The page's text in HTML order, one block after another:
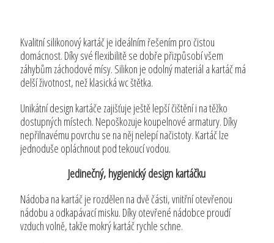
Kvalitní silikonový kartáč je ideálním řešením pro čistou
domácnost. Díky své flexibilitě se dobře přizpůsobí všem
záhybům záchodové mísy. Silikon je odolný materiál a kartáč má
delší životnost, než klasická wc štětka.
Unikátní design kartáče zajišťuje ještě lepší čištění i na těžko
dostupných místech. Nepoškozuje koupelnové armatury. Díky
nepřilnavému povrchu se na něj nelepí načistoty. Kartáč lze
jednoduše opláchnout pod tekoucí vodou.
Jedinečný, hygienický design kartáčku
Nádoba na kartáč je rozdělen na dvě části, vnitřní otevřenou
nádobu a odkapávací misku. Díky otevřené nádobce proudí
vzduch volně, takže mokrý kartáč rychle schne.